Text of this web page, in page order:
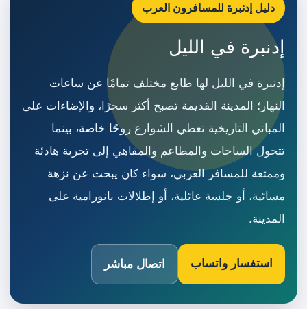
دليل إدنبرة للمسافرون العرب
إدنبرة في الليل
إدنبرة في الليل لها طابع مختلف تمامًا عن ساعات
النهار؛ المدينة القديمة تصبح أكثر سحرًا، والإضاءات على
المباني التاريخية تعطي الشوارع روحًا خاصة، بينما
تتحول الساحات والمطاعم والمقاهي إلى تجربة هادئة
وممتعة للمسافر العربي، سواء كان يبحث عن نزهة
مسائية، أو جلسة عائلية، أو إطلالات بانورامية على
المدينة.
استفسار واتساب اتصال مباشر